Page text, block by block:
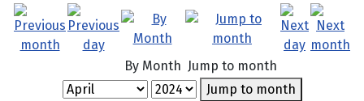
By Month Jump to month
Jump to month